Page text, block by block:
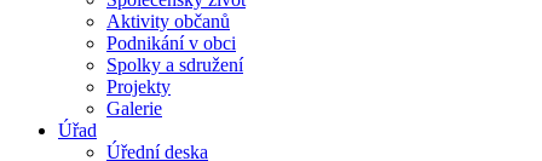
Aktivity občanů
Podnikání v obci
Spolky a sdružení
Projekty
Galerie
Úřad
Úřední deska